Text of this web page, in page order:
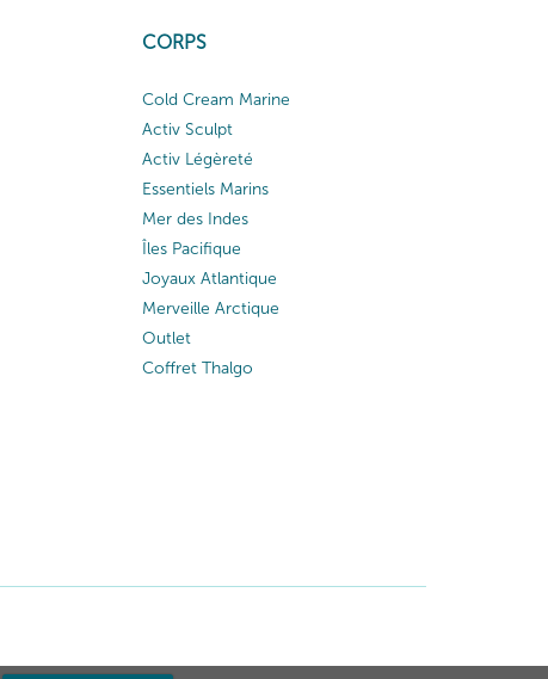
CORPS
Cold Cream Marine
Activ Sculpt
Activ Légèreté
Essentiels Marins
Mer des Indes
Îles Pacifique
Joyaux Atlantique
Merveille Arctique
Outlet
Coffret Thalgo